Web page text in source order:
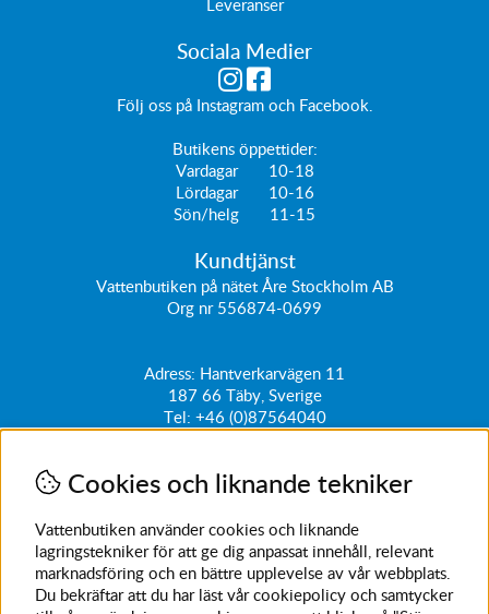
Sociala Medier
Följ oss på Instagramoch Facebook
Butikens öppettider:
Vardagar 10-18
Lördagar 10-16
Sön/helg 11-15
Kundtjänst
Vattenbutiken på nätet Åre Stockholm AB
Org nr 556874-0699
Adress: Hantverkarvägen 11
187 66 Täby, Sverige
Tel: +46 (0)87564040
kundtjanst@vattenbutiken.se
Få vårt nyhetsbrev
Ange din e-post nedan för att ta del av nyheter och
erbjudanden
SKICKA
Cookies och liknande tekniker
Vattenbutiken använder cookies och liknande
lagringstekniker för att ge dig anpassat innehåll, relevant
marknadsföring och en bättre upplevelse av vår webbplats.
Du bekräftar att du har läst vår cookiepolicy och samtycker